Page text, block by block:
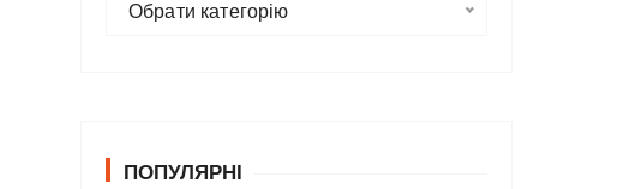
р
Обрати категорію
ПОПУЛЯРНІ